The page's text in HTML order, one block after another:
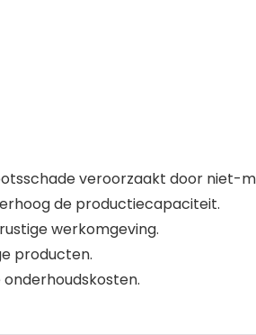
veroorzaakt door niet-
de productiecapaciteit.
werkomgeving.
producten.